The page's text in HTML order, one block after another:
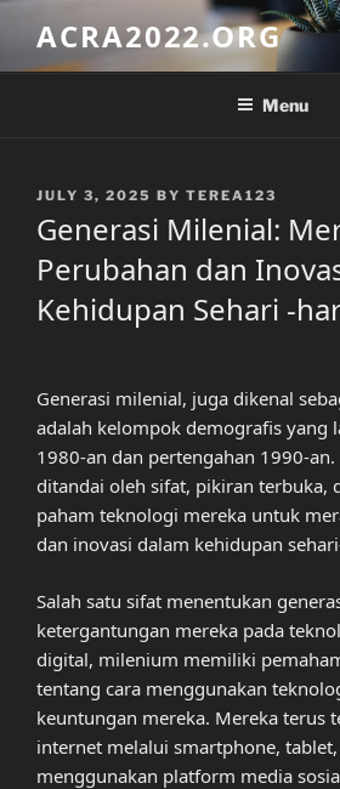
content
ACRA2022.ORG
Menu
POSTED
JULY 3, 2025 BY TEREA123
Generasi Milenial:
Perubahan dan
Kehidupan Sehari -
Generasi milenial, juga dikenal
adalah kelompok demografis yang
1980-an dan pertengahan 1990-
ditandai oleh sifat, pikiran terbuka,
paham teknologi mereka untuk
dan inovasi dalam kehidupan
Salah satu sifat menentukan
ketergantungan mereka pada
digital, milenium memiliki
tentang cara menggunakan
keuntungan mereka. Mereka terus
internet melalui smartphone,
menggunakan platform media